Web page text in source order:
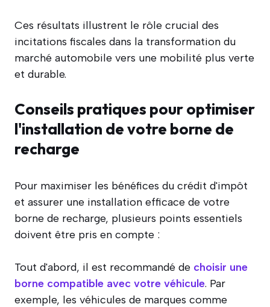
Ces résultats illustrent le rôle crucial des
incitations fiscales dans la transformation du
marché automobile vers une mobilité plus verte
et durable.
Conseils pratiques pour optimiser
l'installation de votre borne de
recharge
Pour maximiser les bénéfices du crédit d'impôt
et assurer une installation efficace de votre
borne de recharge, plusieurs points essentiels
doivent être pris en compte :
Tout d'abord, il est recommandé de choisir une
borne compatible avec votre véhicule. Par
exemple, les véhicules de marques comme